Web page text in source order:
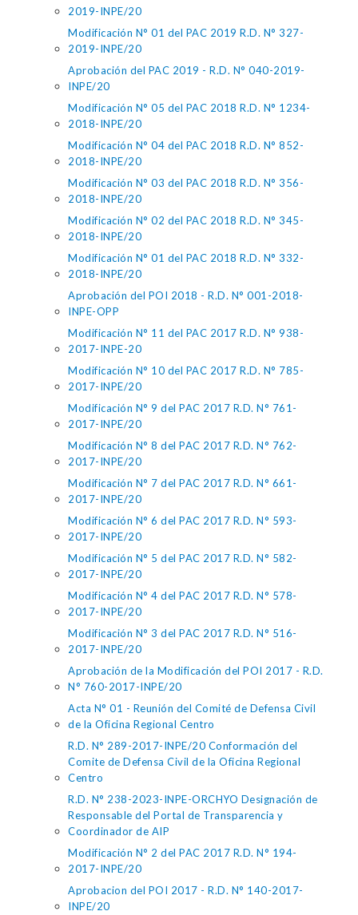
2019-INPE/20
Modificación N° 01 del PAC 2019 R.D. N° 327-
2019-INPE/20
Aprobación del PAC 2019 - R.D. N° 040-2019-
INPE/20
Modificación N° 05 del PAC 2018 R.D. N° 1234-
2018-INPE/20
Modificación N° 04 del PAC 2018 R.D. N° 852-
2018-INPE/20
Modificación N° 03 del PAC 2018 R.D. N° 356-
2018-INPE/20
Modificación N° 02 del PAC 2018 R.D. N° 345-
2018-INPE/20
Modificación N° 01 del PAC 2018 R.D. N° 332-
2018-INPE/20
Aprobación del POI 2018 - R.D. N° 001-2018-
INPE-OPP
Modificación N° 11 del PAC 2017 R.D. N° 938-
2017-INPE-20
Modificación N° 10 del PAC 2017 R.D. N° 785-
2017-INPE/20
Modificación N° 9 del PAC 2017 R.D. N° 761-
2017-INPE/20
Modificación N° 8 del PAC 2017 R.D. N° 762-
2017-INPE/20
Modificación N° 7 del PAC 2017 R.D. N° 661-
2017-INPE/20
Modificación N° 6 del PAC 2017 R.D. N° 593-
2017-INPE/20
Modificación N° 5 del PAC 2017 R.D. N° 582-
2017-INPE/20
Modificación N° 4 del PAC 2017 R.D. N° 578-
2017-INPE/20
Modificación N° 3 del PAC 2017 R.D. N° 516-
2017-INPE/20
Aprobación de la Modificación del POI 2017 - R.D.
N° 760-2017-INPE/20
Acta N° 01 - Reunión del Comité de Defensa Civil
de la Oficina Regional Centro
R.D. N° 289-2017-INPE/20 Conformación del
Comite de Defensa Civil de la Oficina Regional
Centro
R.D. N° 238-2023-INPE-ORCHYO Designación de
Responsable del Portal de Transparencia y
Coordinador de AIP
Modificación N° 2 del PAC 2017 R.D. N° 194-
2017-INPE/20
Aprobacion del POI 2017 - R.D. N° 140-2017-
INPE/20